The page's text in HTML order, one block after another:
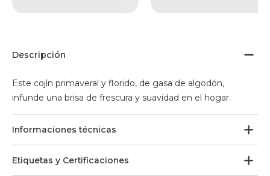
Descripción
Este cojín primaveral y florido, de gasa de algodón,
infunde una brisa de frescura y suavidad en el hogar.
Informaciones técnicas
Etiquetas y Certificaciones